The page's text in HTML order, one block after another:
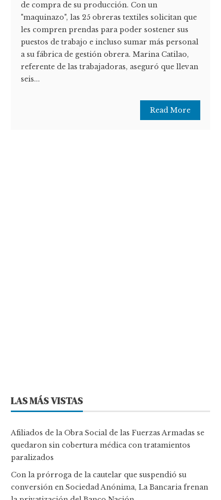
de compra de su producción. Con un
"maquinazo", las 25 obreras textiles solicitan que
les compren prendas para poder sostener sus
puestos de trabajo e incluso sumar más personal
a su fábrica de gestión obrera. Marina Catilao,
referente de las trabajadoras, aseguró que llevan
seis...
Read More
LAS MÁS VISTAS
Afiliados de la Obra Social de las Fuerzas Armadas se
quedaron sin cobertura médica con tratamientos
paralizados
Con la prórroga de la cautelar que suspendió su
conversión en Sociedad Anónima, La Bancaria frenan